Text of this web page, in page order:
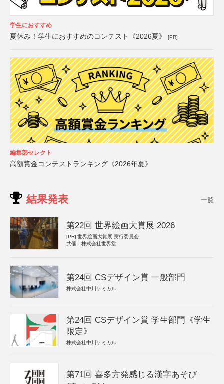
学生におすすめ
夏休み！学生におすすめのコンテスト《2026夏》 [PR]
編集部セレクト
高額賞金コンテストランキング《2026年夏》
結果発表 一覧
第22回 世界絵画大賞展 2026
[PR] 世界絵画大賞展 実行委員会
共催：株式会社世界堂
第24回 CSデザイン賞 一般部門
株式会社中川ケミカル
第24回 CSデザイン賞 学生部門《学生
限定》
株式会社中川ケミカル
第71回 喜多方発感じる漢字あそび